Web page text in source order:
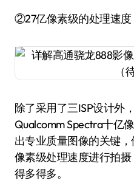
②27亿像素级的处理速度
除了采用了三ISP设计外
Qualcomm Spectra十亿
出专业质量图像的关键
像素级处理速度进行拍
得多得多。